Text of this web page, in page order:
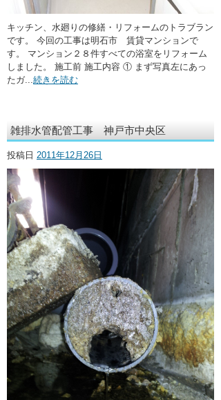
キッチン、水廻りの修繕・リフォームのトラブラン
です。 今回の工事は明石市 賃貸マンションで
す。 マンション２８件すべての浴室をリフォーム
しました。 施工前 施工内容 ① まず写真左にあっ
たガ... 続きを読む
雑排水管配管工事 神戸市中央区
投稿日 2011年12月26日